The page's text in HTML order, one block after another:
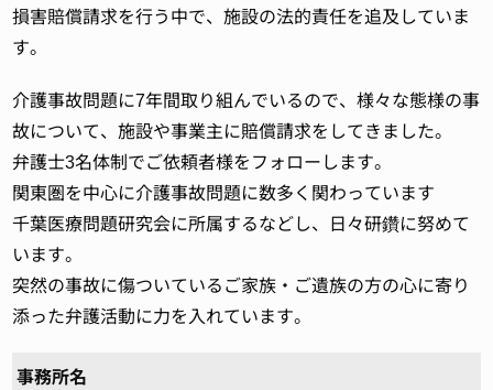
損害賠償請求を行う中で、施設の法的責任を追及していま
す。
介護事故問題に7年間取り組んでいるので、様々な態様の事
故について、施設や事業主に賠償請求をしてきました。
弁護士3名体制でご依頼者様をフォローします。
関東圏を中心に介護事故問題に数多く関わっています
千葉医療問題研究会に所属するなどし、日々研鑽に努めて
います。
突然の事故に傷ついているご家族・ご遺族の方の心に寄り
添った弁護活動に力を入れています。
事務所名